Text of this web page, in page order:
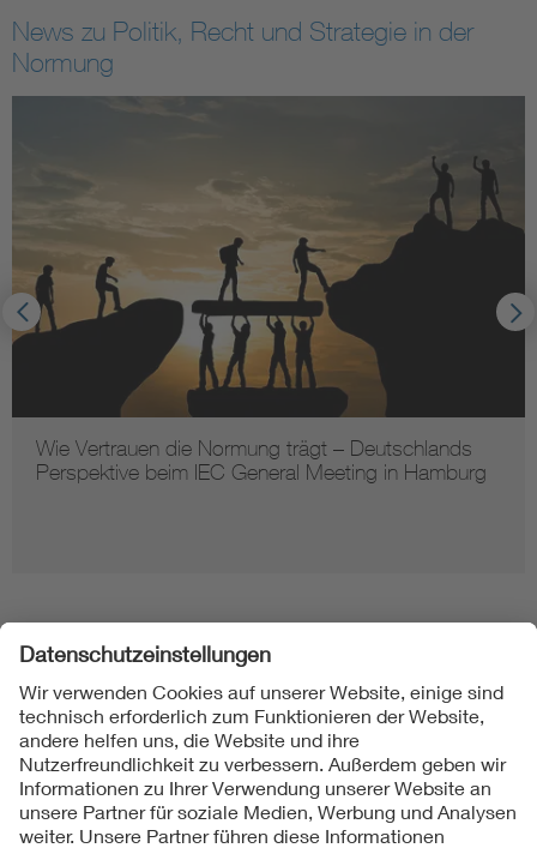
News zu Politik, Recht und Strategie in der
Normung
Wie Vertrauen die Normung trägt – Deutschlands
Perspektive beim IEC General Meeting in Hamburg
Folgen Sie uns